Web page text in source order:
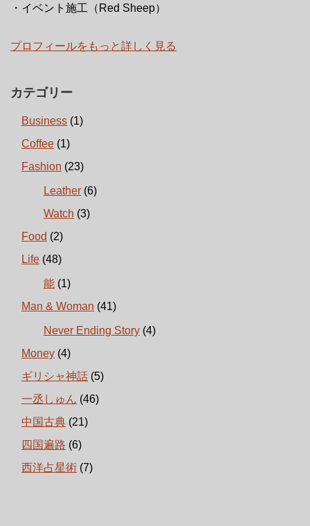
・イベント施工（Red Sheep）
プロフィールをもっと詳しく見る
カテゴリー
Business (1)
Coffee (1)
Fashion (23)
Leather (6)
Watch (3)
Food (2)
Life (48)
能 (1)
Man & Woman (41)
Never Ending Story (4)
Money (4)
ギリシャ神話 (5)
一丞しゅん (46)
中国古典 (21)
四国遍路 (6)
西洋占星術 (7)